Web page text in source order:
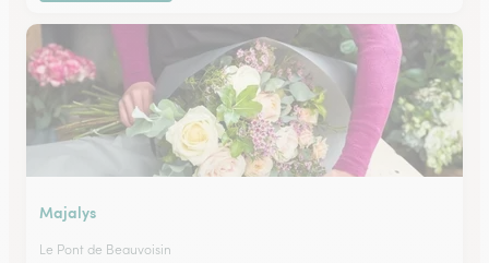
Majalys
Le Pont de Beauvoisin